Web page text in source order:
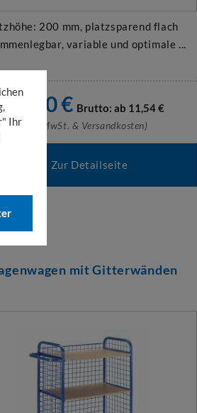
200 mm, platzsparend flach
variable und optimale ...
9,70€ Brutto: ab 11,54€
(exkl. MwSt. & Versandkosten)
Zur Detailseite
mit Gitterwänden
Ihr